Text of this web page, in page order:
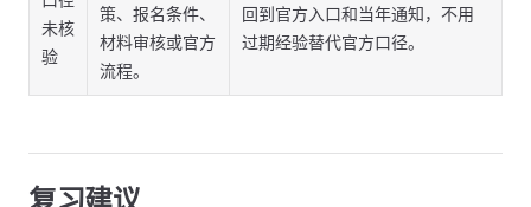
未核
验
策、报名条件、
材料审核或官方
流程。
回到官方入口和当年通知，不用
过期经验替代官方口径。